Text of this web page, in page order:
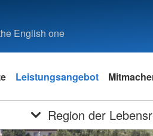
English one
Leistungsangebot
Region der